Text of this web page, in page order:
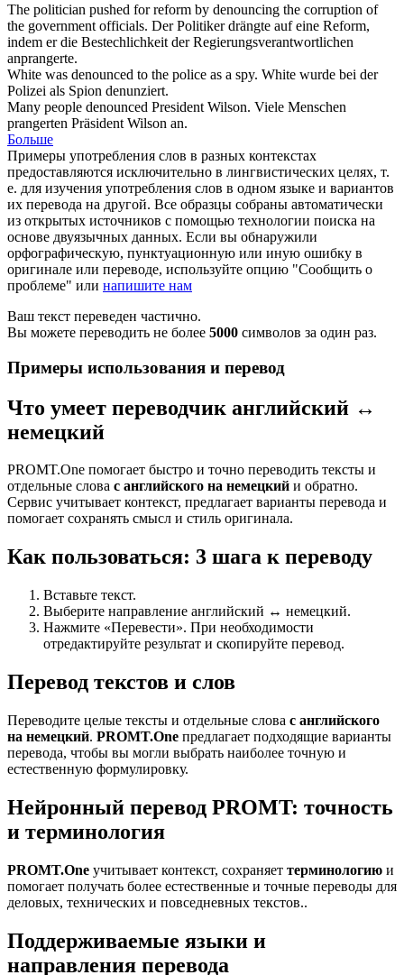
The politician pushed for reform by denouncing the corruption of
the government officials. Der Politiker drängte auf eine Reform,
indem er die Bestechlichkeit der Regierungsverantwortlichen
anprangerte.
White was denounced to the police as a spy. White wurde bei der
Polizei als Spion denunziert.
Many people denounced President Wilson. Viele Menschen
prangerten Präsident Wilson an.
Больше
Примеры употребления слов в разных контекстах
предоставляются исключительно в лингвистических целях, т.
е. для изучения употребления слов в одном языке и вариантов
их перевода на другой. Все образцы собраны автоматически
из открытых источников с помощью технологии поиска на
основе двуязычных данных. Если вы обнаружили
орфографическую, пунктуационную или иную ошибку в
оригинале или переводе, используйте опцию "Сообщить о
проблеме" или напишите нам
Ваш текст переведен частично.
Вы можете переводить не более 5000 символов за один раз.
Примеры использования и перевод
Что умеет переводчик английский ↔
немецкий
PROMT.One помогает быстро и точно переводить тексты и
отдельные слова с английского на немецкий и обратно.
Сервис учитывает контекст, предлагает варианты перевода и
помогает сохранять смысл и стиль оригинала.
Как пользоваться: 3 шага к переводу
Вставьте текст.
Выберите направление английский ↔ немецкий.
Нажмите «Перевести». При необходимости
отредактируйте результат и скопируйте перевод.
Перевод текстов и слов
Переводите целые тексты и отдельные слова с английского
на немецкий. PROMT.One предлагает подходящие варианты
перевода, чтобы вы могли выбрать наиболее точную и
естественную формулировку.
Нейронный перевод PROMT: точность
и терминология
PROMT.One учитывает контекст, сохраняет терминологию и
помогает получать более естественные и точные переводы для
деловых, технических и повседневных текстов..
Поддерживаемые языки и
направления перевода